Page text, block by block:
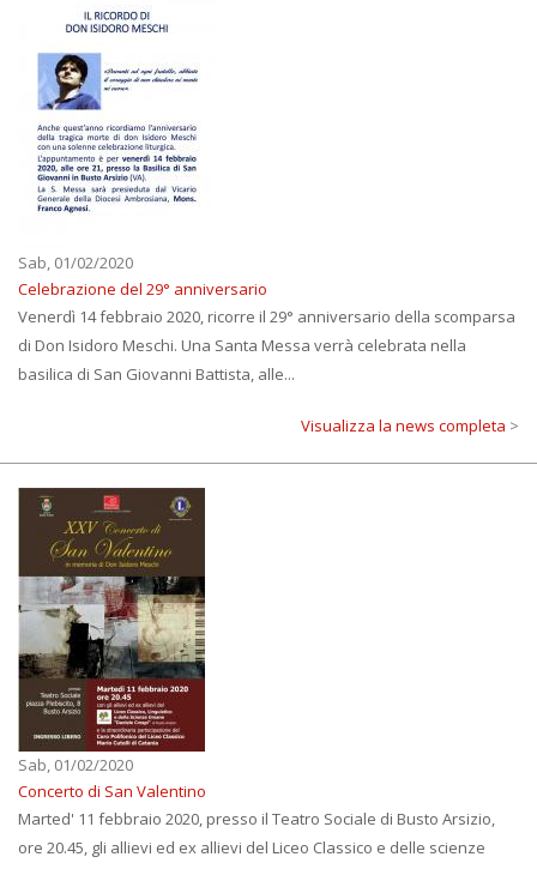
Sab, 01/02/2020
Celebrazione del 29° anniversario
Venerdì 14 febbraio 2020, ricorre il 29° anniversario della scomparsa
di Don Isidoro Meschi. Una Santa Messa verrà celebrata nella
basilica di San Giovanni Battista, alle...
Visualizza la news completa >
Sab, 01/02/2020
Concerto di San Valentino
Marted' 11 febbraio 2020, presso il Teatro Sociale di Busto Arsizio,
ore 20.45, gli allievi ed ex allievi del Liceo Classico e delle scienze